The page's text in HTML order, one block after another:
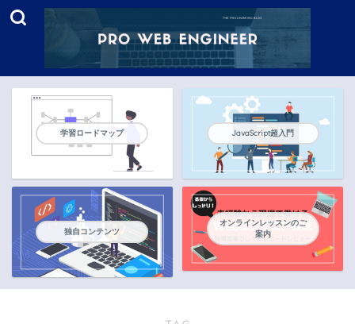
学習ロードマップ JavaScript超入門
独自コンテンツ
オンラインレッスンのご
案内